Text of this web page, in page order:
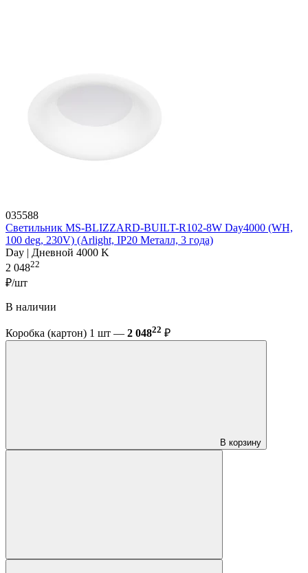
035588
Светильник MS-BLIZZARD-BUILT-R102-8W Day4000 (WH,
100 deg, 230V) (Arlight, IP20 Металл, 3 года)
Day | Дневной 4000 K
2 04822
₽/шт
В наличии
Коробка (картон) 1 шт — 2 04822 ₽
В корзину